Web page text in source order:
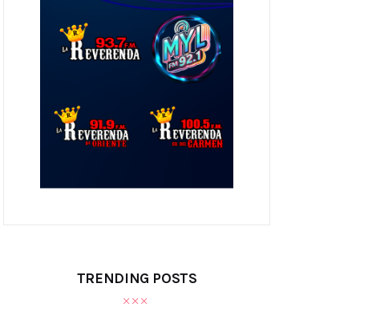
TRENDING POSTS